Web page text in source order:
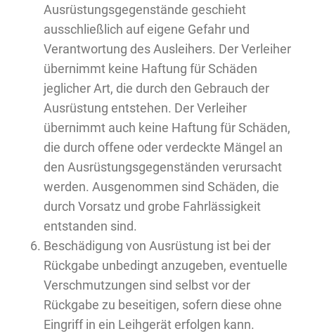
Ausrüstungsgegenstände geschieht
ausschließlich auf eigene Gefahr und
Verantwortung des Ausleihers. Der Verleiher
übernimmt keine Haftung für Schäden
jeglicher Art, die durch den Gebrauch der
Ausrüstung entstehen. Der Verleiher
übernimmt auch keine Haftung für Schäden,
die durch offene oder verdeckte Mängel an
den Ausrüstungsgegenständen verursacht
werden. Ausgenommen sind Schäden, die
durch Vorsatz und grobe Fahrlässigkeit
entstanden sind.
Beschädigung von Ausrüstung ist bei der
Rückgabe unbedingt anzugeben, eventuelle
Verschmutzungen sind selbst vor der
Rückgabe zu beseitigen, sofern diese ohne
Eingriff in ein Leihgerät erfolgen kann.